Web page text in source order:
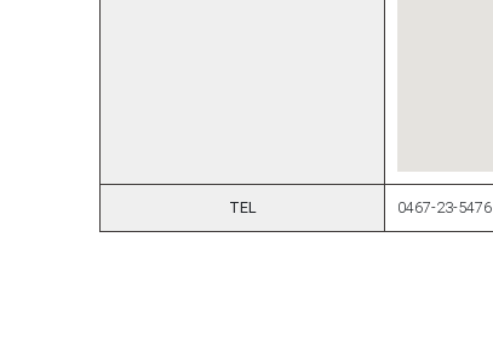
TEL 0467-23-5476